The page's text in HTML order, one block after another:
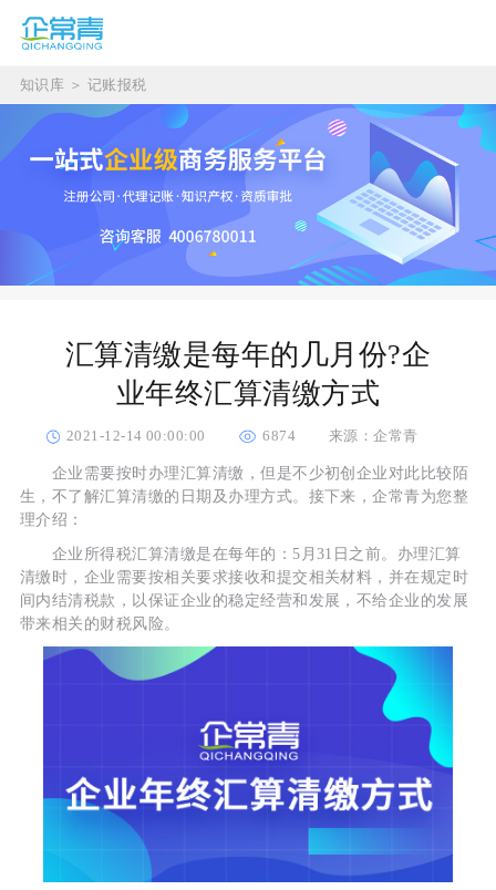
知识库 ＞ 记账报税
汇算清缴是每年的几月份?企
业年终汇算清缴方式
2021-12-14 00:00:00 6874 来源：企常青
企业需要按时办理汇算清缴，但是不少初创企业对此比较陌
生，不了解汇算清缴的日期及办理方式。接下来，企常青为您整
理介绍：
企业所得税汇算清缴是在每年的：5月31日之前。办理汇算
清缴时，企业需要按相关要求接收和提交相关材料，并在规定时
间内结清税款，以保证企业的稳定经营和发展，不给企业的发展
带来相关的财税风险。